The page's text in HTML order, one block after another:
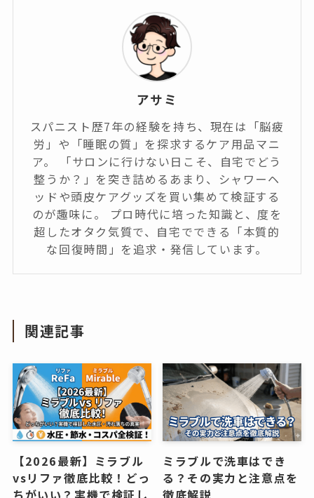
アサミ
スパニスト歴7年の経験を持ち、現在は「脳疲
労」や「睡眠の質」を探求するケア用品マニ
ア。 「サロンに行けない日こそ、自宅でどう
整うか？」を突き詰めるあまり、シャワーヘ
ッドや頭皮ケアグッズを買い集めて検証する
のが趣味に。 プロ時代に培った知識と、度を
超したオタク気質で、自宅でできる「本質的
な回復時間」を追求・発信しています。
関連記事
【2026最新】ミラブル
vsリファ徹底比較！どっ
ミラブルで洗車はでき
る？その実力と注意点を